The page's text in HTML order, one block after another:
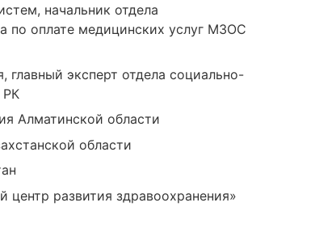
начальник отдела
по оплате медицинских услуг МЗОС
главный эксперт отдела социально-
РК
Алматинской области
области
центр развития здравоохранения»